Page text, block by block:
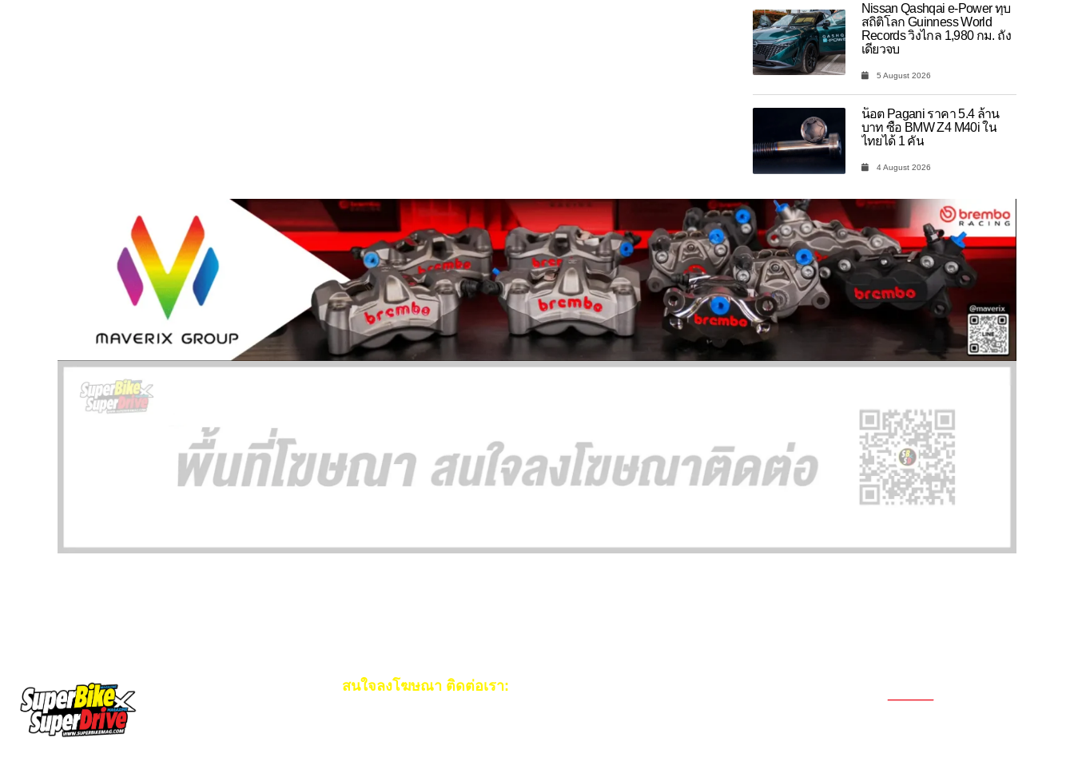
Nissan Qashqai e-Power ทุบ
สถิติโลก Guinness World
Records วิ่งไกล 1,980 กม. ถัง
เดียวจบ
5 August 2026
น็อต Pagani ราคา 5.4 ล้าน
บาท ซื้อ BMW Z4 M40i ใน
ไทยได้ 1 คัน
4 August 2026
สนใจลงโฆษณา ติดต่อเรา: